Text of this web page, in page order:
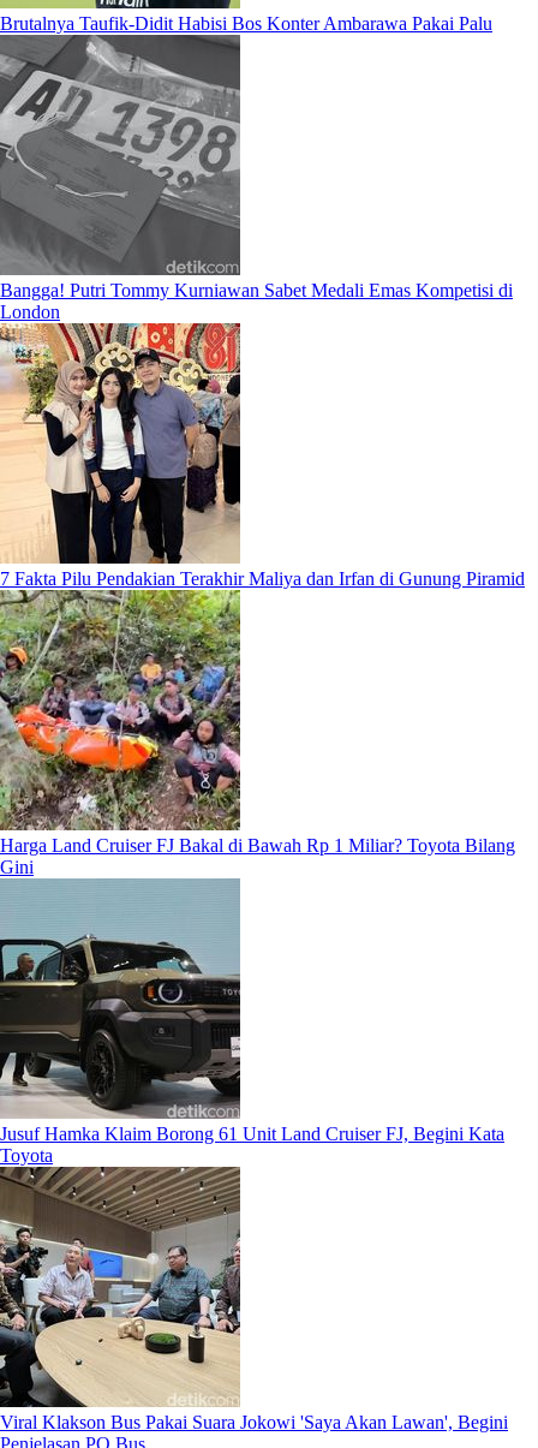
Brutalnya Taufik-Didit Habisi Bos Konter Ambarawa Pakai Palu
Bangga! Putri Tommy Kurniawan Sabet Medali Emas Kompetisi di
London
7 Fakta Pilu Pendakian Terakhir Maliya dan Irfan di Gunung Piramid
Harga Land Cruiser FJ Bakal di Bawah Rp 1 Miliar? Toyota Bilang
Gini
Jusuf Hamka Klaim Borong 61 Unit Land Cruiser FJ, Begini Kata
Toyota
Viral Klakson Bus Pakai Suara Jokowi 'Saya Akan Lawan', Begini
Penjelasan PO Bus